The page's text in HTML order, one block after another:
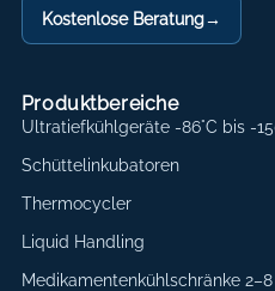
Kostenlose Beratung→
Produktbereiche
Ultratiefkühlgeräte -86°C bis -
Schüttelinkubatoren
Thermocycler
Liquid Handling
Medikamentenkühlschränke 2–8